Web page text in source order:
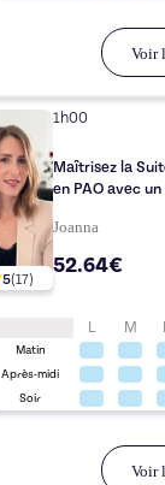
Voir
5(17)
1h00
Maîtrisez la
en PAO avec
Joanna
52.64€
L M
Matin
Après-midi
Soir
Voir